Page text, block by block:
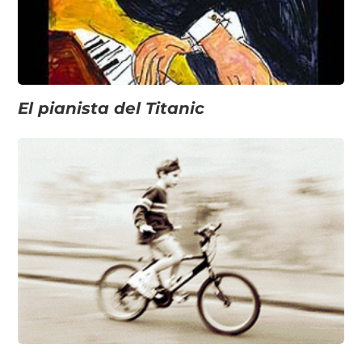
El pianista del Titanic